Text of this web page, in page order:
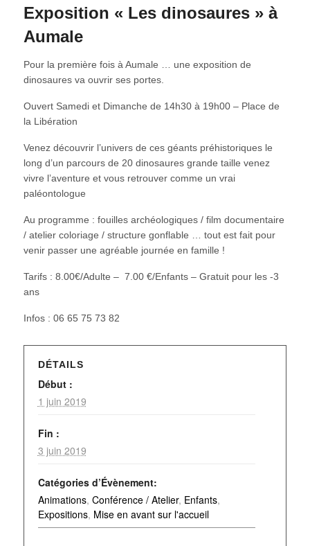
Exposition « Les dinosaures » à
Aumale
Pour la première fois à Aumale … une exposition de
dinosaures va ouvrir ses portes.
Ouvert Samedi et Dimanche de 14h30 à 19h00 – Place de
la Libération
Venez découvrir l’univers de ces géants préhistoriques le
long d’un parcours de 20 dinosaures grande taille venez
vivre l’aventure et vous retrouver comme un vrai
paléontologue
Au programme : fouilles archéologiques / film documentaire
/ atelier coloriage / structure gonflable … tout est fait pour
venir passer une agréable journée en famille !
Tarifs : 8.00€/Adulte – 7.00 €/Enfants – Gratuit pour les -3
ans
Infos : 06 65 75 73 82
DÉTAILS
Début :
1 juin 2019
Fin :
3 juin 2019
Catégories d’Évènement:
Animations, Conférence / Atelier, Enfants,
Expositions, Mise en avant sur l'accueil